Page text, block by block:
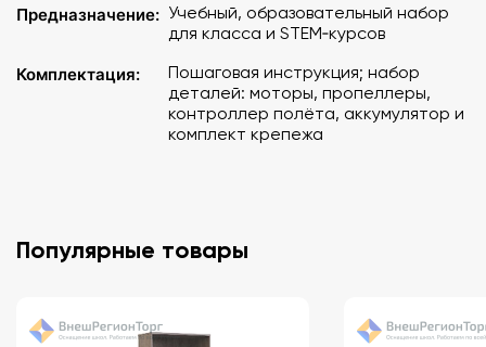
квадрокоптера включает защитные элементы, которые
минимизируют риск повреждений при столкновениях.
делает его доступным для начинающих пользователей
Предназначение: Учебный, образовательный набор
для класса и STEM‑курсов
Комплектация:
Пошаговая инструкция; набор
деталей: моторы, пропеллеры,
контроллер полёта, аккумулятор и
комплект крепежа
Популярные товары